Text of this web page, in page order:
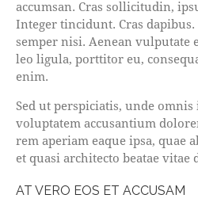
accumsan. Cras sollicitudin,
Integer tincidunt. Cras
semper nisi. Aenean vulputate
leo ligula, porttitor eu,
enim.
Sed ut perspiciatis, unde
voluptatem accusantium
rem aperiam eaque ipsa, quae
et quasi architecto beatae vitae
AT VERO EOS ET ACCUSAM